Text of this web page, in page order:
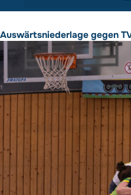
Auswärtsniederlage gegen